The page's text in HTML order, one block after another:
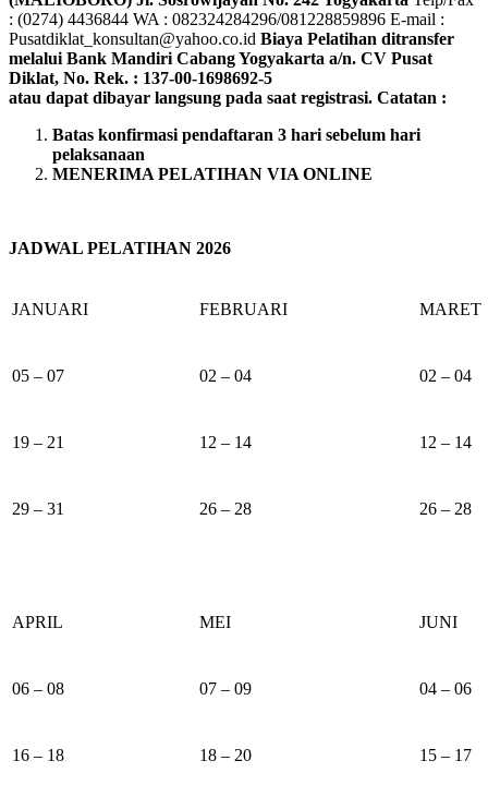
: (0274) 4436844 WA : 082324284296/081228859896 E-mail :
Pusatdiklat_konsultan@yahoo.co.id Biaya Pelatihan ditransfer
melalui Bank Mandiri Cabang Yogyakarta a/n. CV Pusat
Diklat, No. Rek. : 137-00-1698692-5
atau dapat dibayar langsung pada saat registrasi. Catatan :
Batas konfirmasi pendaftaran 3 hari sebelum hari
pelaksanaan
MENERIMA PELATIHAN VIA ONLINE
JADWAL PELATIHAN 2026
JANUARI FEBRUARI MARET
05 – 07 02 – 04 02 – 04
19 – 21 12 – 14 12 – 14
29 – 31 26 – 28 26 – 28
APRIL MEI JUNI
06 – 08 07 – 09 04 – 06
16 – 18 18 – 20 15 – 17